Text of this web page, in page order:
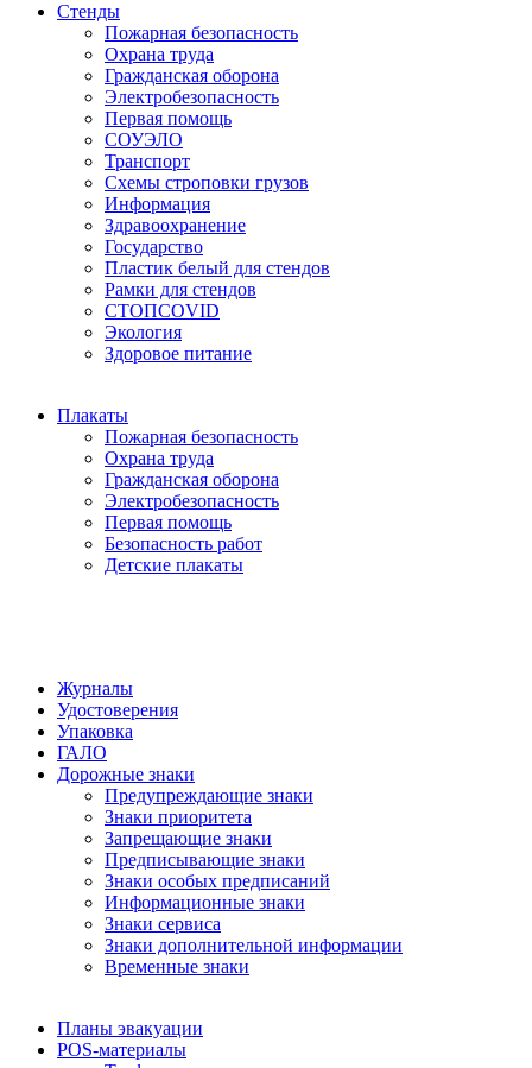
Стенды
Пожарная безопасность
Охрана труда
Гражданская оборона
Электробезопасность
Первая помощь
СОУЭЛО
Транспорт
Схемы строповки грузов
Информация
Здравоохранение
Государство
Пластик белый для стендов
Рамки для стендов
СТОПCOVID
Экология
Здоровое питание
Плакаты
Пожарная безопасность
Охрана труда
Гражданская оборона
Электробезопасность
Первая помощь
Безопасность работ
Детские плакаты
Журналы
Удостоверения
Упаковка
ГАЛО
Дорожные знаки
Предупреждающие знаки
Знаки приоритета
Запрещающие знаки
Предписывающие знаки
Знаки особых предписаний
Информационные знаки
Знаки сервиса
Знаки дополнительной информации
Временные знаки
Планы эвакуации
POS-материалы